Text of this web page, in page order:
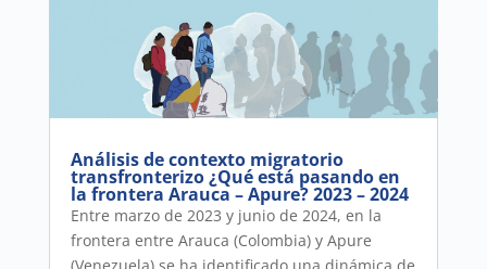
Análisis de contexto migratorio
transfronterizo ¿Qué está pasando en
la frontera Arauca – Apure? 2023 – 2024
Entre marzo de 2023 y junio de 2024, en la
frontera entre Arauca (Colombia) y Apure
(Venezuela) se ha identificado una dinámica de